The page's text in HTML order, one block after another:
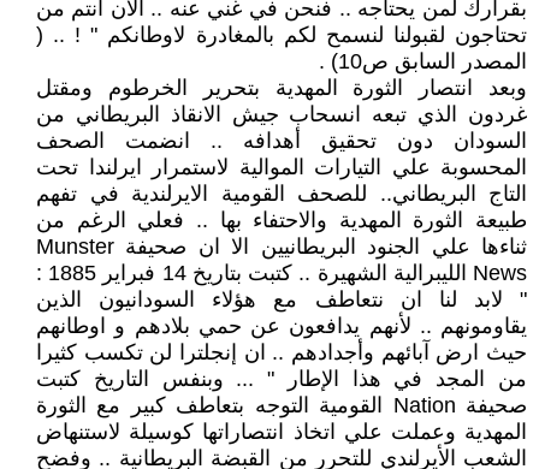
بقرارك لمن يحتاجه .. فنحن في غني عنه .. الان انتم من
تحتاجون لقبولنا لنسمح لكم بالمغادرة لاوطانكم " ! .. (
المصدر السابق ص10) .
وبعد انتصار الثورة المهدية بتحرير الخرطوم ومقتل
غردون الذي تبعه انسحاب جيش الانقاذ البريطاني من
السودان دون تحقيق أهدافه .. انضمت الصحف
المحسوبة علي التيارات الموالية لاستمرار ايرلندا تحت
التاج البريطاني.. للصحف القومية الايرلندية في تفهم
طبيعة الثورة المهدية والاحتفاء بها .. فعلي الرغم من
ثناءها علي الجنود البريطانيين الا ان صحيفة Munster
News الليبرالية الشهيرة .. كتبت بتاريخ 14 فبراير 1885 :
" لابد لنا ان نتعاطف مع هؤلاء السودانيون الذين
يقاومونهم .. لأنهم يدافعون عن حمي بلادهم و اوطانهم
حيث ارض آبائهم وأجدادهم .. ان إنجلترا لن تكسب كثيرا
من المجد في هذا الإطار " ... وبنفس التاريخ كتبت
صحيفة Nation القومية التوجه بتعاطف كبير مع الثورة
المهدية وعملت علي اتخاذ انتصاراتها كوسيلة لاستنهاض
الشعب الأيرلندي للتحرر من القبضة البريطانية .. وفضح